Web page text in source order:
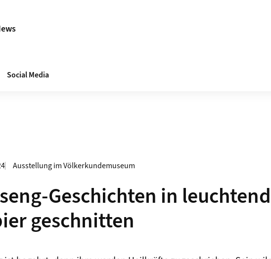
Social Media
Ausstellung im Völkerkundemuseum
Geschichten in
geschnitten